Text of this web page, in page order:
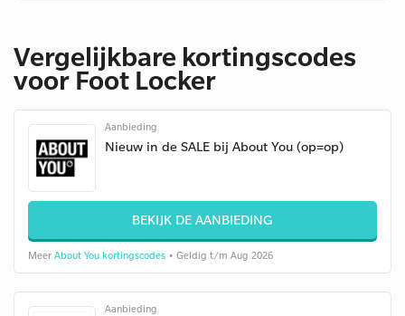
Vergelijkbare kortingscodes
voor Foot Locker
Aanbieding
Nieuw in de SALE bij About You (op=op)
BEKIJK DE AANBIEDING
Meer About You kortingscodes • Geldig t/m Aug 2026
Aanbieding